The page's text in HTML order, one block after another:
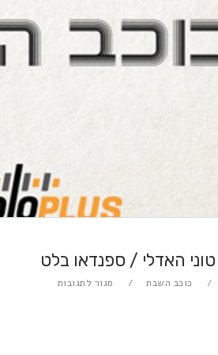
כוכב השבת סגור לתגובות